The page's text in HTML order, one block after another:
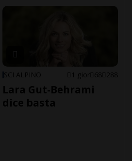
SCI ALPINO 1 gior 68 288
Lara Gut-Behrami
dice basta